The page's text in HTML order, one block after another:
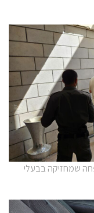
שמחזיקה בבעלי